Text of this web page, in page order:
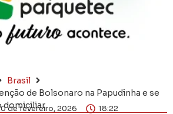
Brasil
de Bolsonaro na Papudinha e se
domiciliar
de fevereiro, 2026
18:22